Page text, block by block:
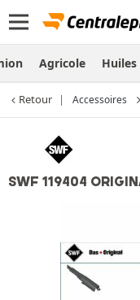
Agricole Huiles
Retour Accessoires
SWF 119404